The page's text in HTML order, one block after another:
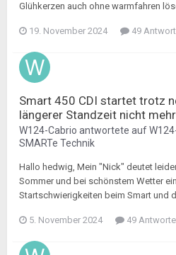
Glühkerzen auch ohne warmfahren
19. November 2024 49
Smart 450 CDI startet trotz
längerer Standzeit nicht mehr
W124-Cabrio antwortete auf
SMARTe Technik
Hallo hedwig, Mein "Nick" deutet
Sommer und bei schönstem Wetter
Startschwierigkeiten beim Smart und
5. November 2024 49